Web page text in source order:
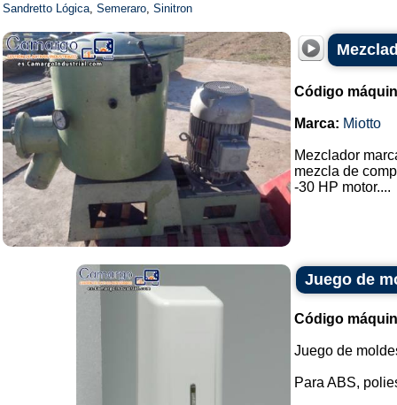
Sandretto Lógica, Semeraro, Sinitron
Código
Marca: Miotto
Mezclador
mezcla de
-30 HP motor....
Juego de
Código
Juego de
Para ABS,